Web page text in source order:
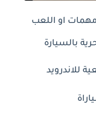
او اللعب
بالسيارة
للاندرويد